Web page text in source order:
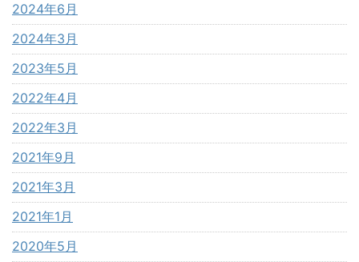
2024年6月
2024年3月
2023年5月
2022年4月
2022年3月
2021年9月
2021年3月
2021年1月
2020年5月